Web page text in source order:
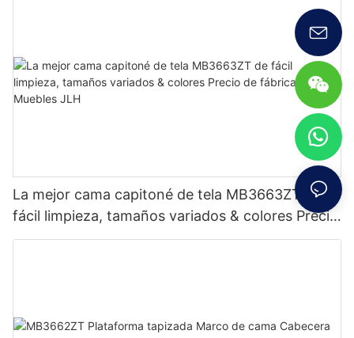
La mejor cama capitoné de tela MB3663ZT de
fácil limpieza, tamaños variados & colores Precio
de fábrica - Muebles JLH